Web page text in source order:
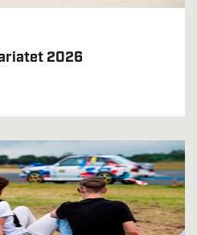
2026